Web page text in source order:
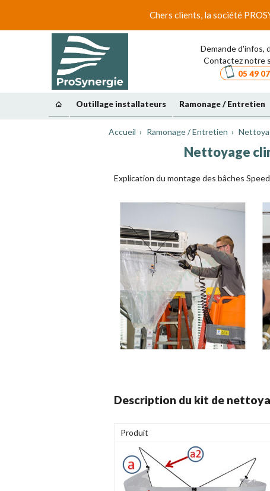
Chers clients, la société
Demande d'infos,
Contactez notre
05 49
Outillage installateurs Ramonage / Entretien
Accueil Ramonage / Entretien
Nettoyage
Explication du montage des bâches
Description du kit de
Produit